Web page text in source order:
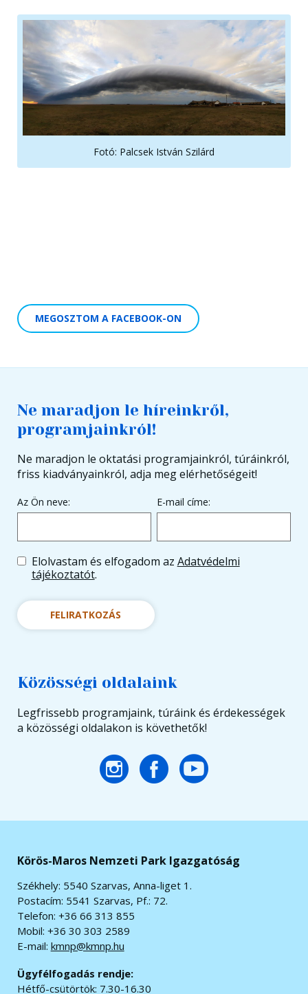
Fotó: Palcsek István Szilárd
MEGOSZTOM A FACEBOOK-ON
Ne maradjon le híreinkről,
programjainkról!
Ne maradjon le oktatási programjainkról, túráinkról,
friss kiadványainkról, adja meg elérhetőségeit!
Az Ön neve: E-mail címe:
Elolvastam és elfogadom az Adatvédelmi
tájékoztatót.
FELIRATKOZÁS
Közösségi oldalaink
Legfrissebb programjaink, túráink és érdekességek
a közösségi oldalakon is követhetők!
Körös-Maros Nemzeti Park Igazgatóság
Székhely: 5540 Szarvas, Anna-liget 1.
Postacím: 5541 Szarvas, Pf.: 72.
Telefon: +36 66 313 855
Mobil: +36 30 303 2589
E-mail: kmnp@kmnp.hu
Ügyfélfogadás rendje:
Hétfő-csütörtök: 7.30-16.30